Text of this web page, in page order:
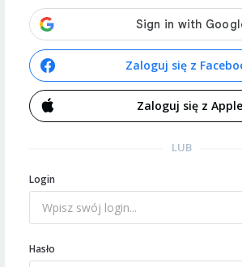
Zaloguj się z
Zaloguj się z Apple
LUB
Login
Hasło